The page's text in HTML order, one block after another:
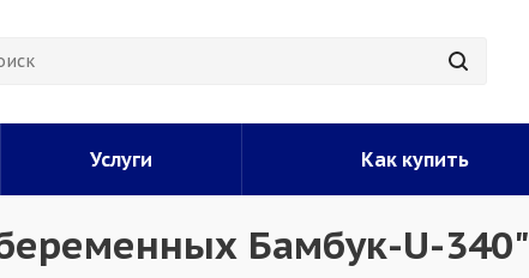
Услуги Как купить
Бамбук-U-340"